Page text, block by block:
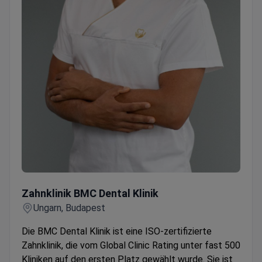
Zahnklinik BMC Dental Klinik
Ungarn, Budapest
Die BMC Dental Klinik ist eine ISO-zertifizierte
Zahnklinik, die vom Global Clinic Rating unter fast 500
Kliniken auf den ersten Platz gewählt wurde. Sie ist